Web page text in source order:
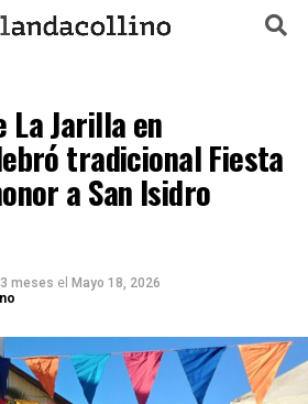
La Jarilla en
tradicional Fiesta
a San Isidro
meses el Mayo 18, 2026